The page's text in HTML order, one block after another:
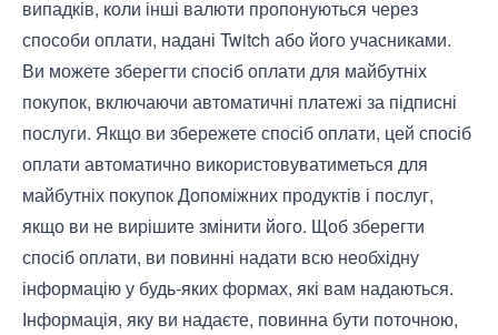
випадків, коли інші валюти пропонуються через
способи оплати, надані Twitch або його учасниками.
Ви можете зберегти спосіб оплати для майбутніх
покупок, включаючи автоматичні платежі за підписні
послуги. Якщо ви збережете спосіб оплати, цей спосіб
оплати автоматично використовуватиметься для
майбутніх покупок Допоміжних продуктів і послуг,
якщо ви не вирішите змінити його. Щоб зберегти
спосіб оплати, ви повинні надати всю необхідну
інформацію у будь-яких формах, які вам надаються.
Інформація, яку ви надаєте, повинна бути поточною,